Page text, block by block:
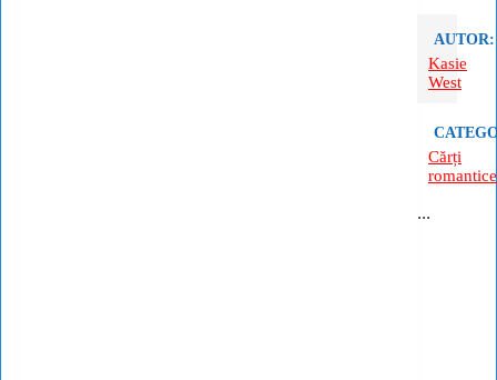
AUTOR:
Kasie
West
Cărți
romantice
...